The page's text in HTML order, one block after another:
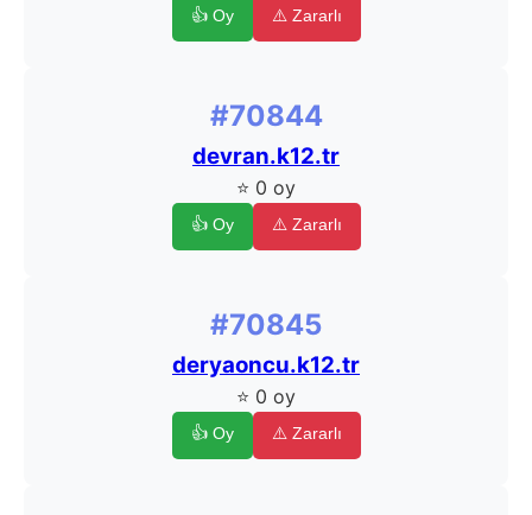
👍 Oy ⚠️ Zararlı
#70844
devran.k12.tr
⭐ 0 oy
👍 Oy ⚠️ Zararlı
#70845
deryaoncu.k12.tr
⭐ 0 oy
👍 Oy ⚠️ Zararlı